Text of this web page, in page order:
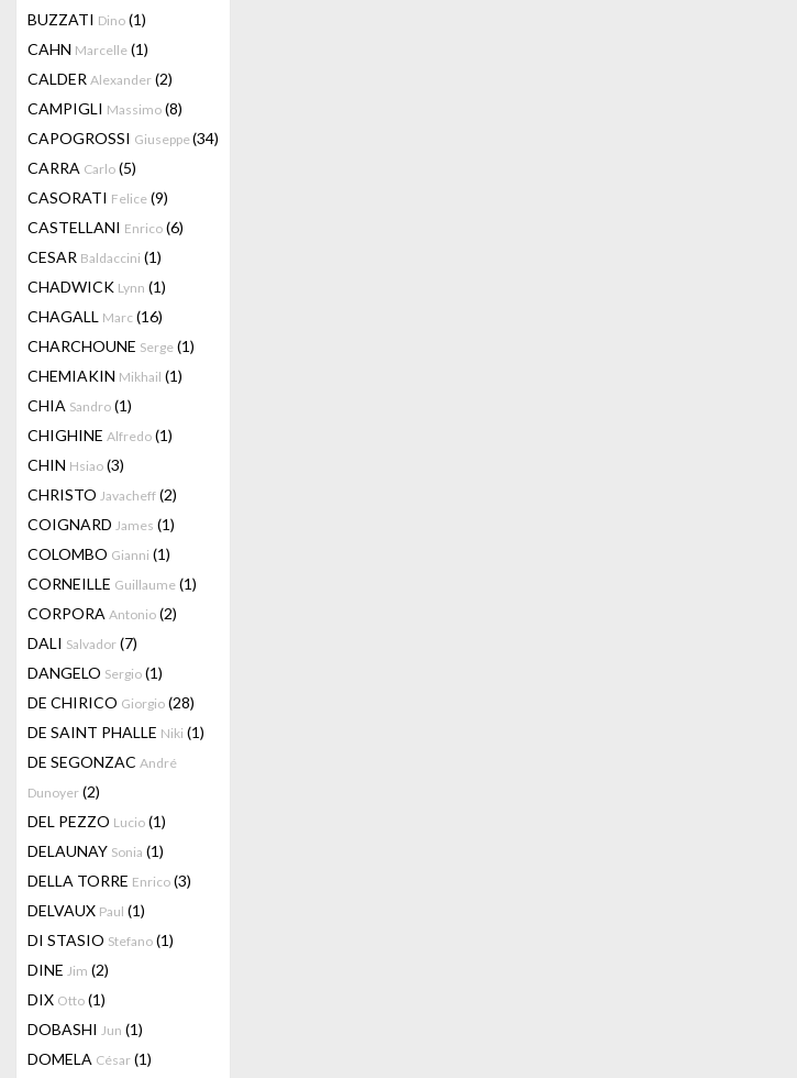
BUZZATI Dino (1)
CAHN Marcelle (1)
CALDER Alexander (2)
CAMPIGLI Massimo (8)
CAPOGROSSI Giuseppe(34)
CARRA Carlo (5)
CASORATI Felice (9)
CASTELLANI Enrico (6)
CESAR Baldaccini (1)
CHADWICK Lynn (1)
CHAGALL Marc (16)
CHARCHOUNE Serge (1)
CHEMIAKIN Mikhail (1)
CHIA Sandro (1)
CHIGHINE Alfredo (1)
CHIN Hsiao (3)
CHRISTO Javacheff (2)
COIGNARD James (1)
COLOMBO Gianni (1)
CORNEILLE Guillaume (1)
CORPORA Antonio (2)
DALI Salvador (7)
DANGELO Sergio (1)
DE CHIRICO Giorgio (28)
DE SAINT PHALLE Niki (1)
DE SEGONZAC André
Dunoyer (2)
DEL PEZZO Lucio (1)
DELAUNAY Sonia (1)
DELLA TORRE Enrico (3)
DELVAUX Paul (1)
DI STASIO Stefano (1)
DINE Jim (2)
DIX Otto (1)
DOBASHI Jun (1)
DOMELA César (1)